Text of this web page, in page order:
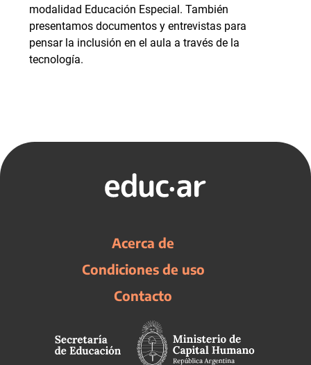
modalidad Educación Especial. También
presentamos documentos y entrevistas para
pensar la inclusión en el aula a través de la
tecnología.
Acerca de
Condiciones de uso
Contacto